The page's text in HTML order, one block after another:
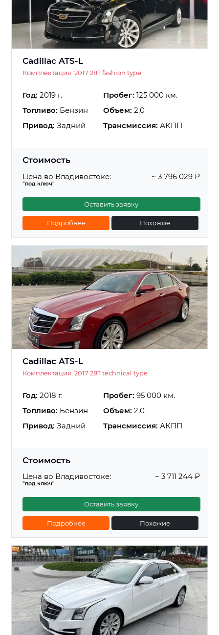
Cadillac ATS-L
Комплектация: 2017 28T fashion type
Год: 2019 г. Пробег: 125 000 км.
Топливо: Бензин Объем: 2.0
Привод: Задний Трансмиссия: АКПП
Стоимость
Цена во Владивостоке:
"под ключ"
~ 3 796 029 ₽
Оставить заявку
Подробнее Похожие
Cadillac ATS-L
Комплектация: 2017 28T technical type
Год: 2018 г. Пробег: 95 000 км.
Топливо: Бензин Объем: 2.0
Привод: Задний Трансмиссия: АКПП
Стоимость
Цена во Владивостоке:
"под ключ"
~ 3 711 244 ₽
Оставить заявку
Подробнее Похожие